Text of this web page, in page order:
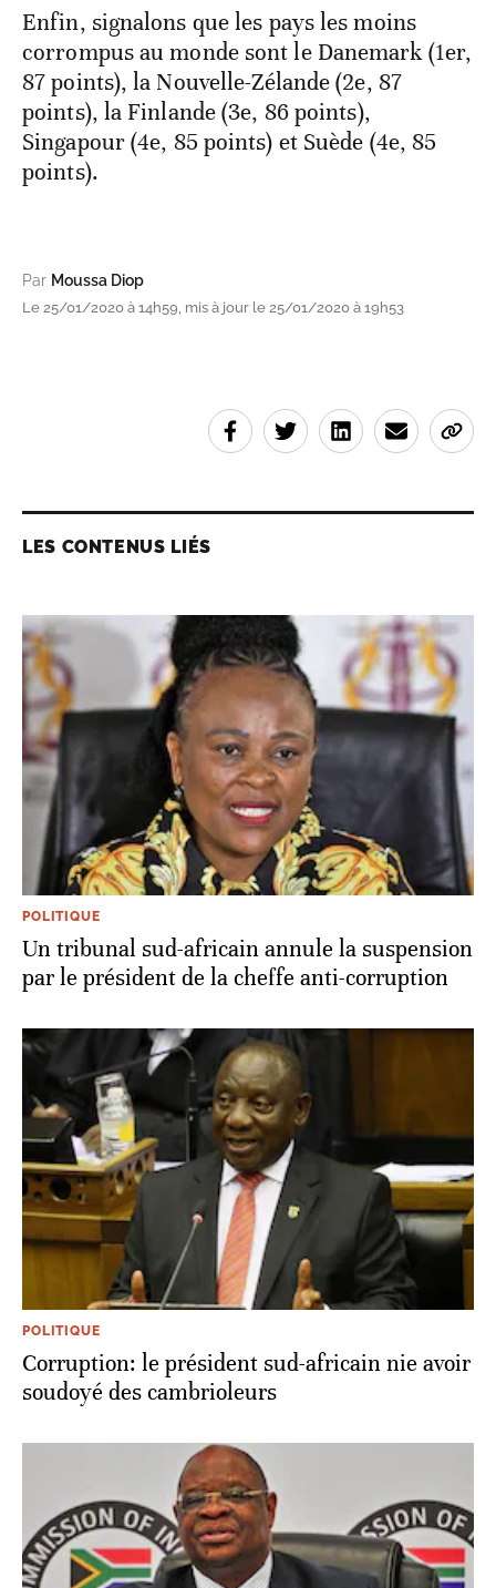
Enfin, signalons que les pays les moins
corrompus au monde sont le Danemark (1er,
87 points), la Nouvelle-Zélande (2e, 87
points), la Finlande (3e, 86 points),
Singapour (4e, 85 points) et Suède (4e, 85
points).
Par Moussa Diop
Le 25/01/2020 à 14h59, mis à jour le 25/01/2020 à 19h53
LES CONTENUS LIÉS
POLITIQUE
Un tribunal sud-africain annule la suspension
par le président de la cheffe anti-corruption
POLITIQUE
Corruption: le président sud-africain nie avoir
soudoyé des cambrioleurs